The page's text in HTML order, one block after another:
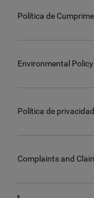
Política de
Environmental Policy
Política de
Complaints and